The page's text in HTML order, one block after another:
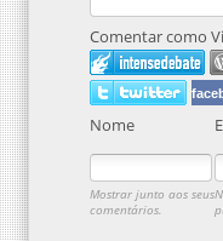
Comentar como
Nome
Mostrar junto aos seus
comentários.